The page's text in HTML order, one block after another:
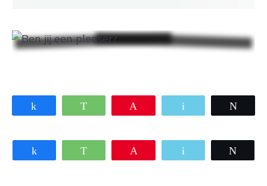
WhatsApp
WhatsApp